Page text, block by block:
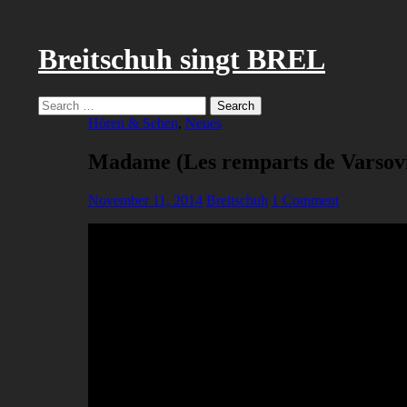
Breitschuh singt BREL
Search
Search
for:
Hören & Sehen, Neues
Madame (Les remparts de
November 11, 2014 Breitschuh 1 Comment